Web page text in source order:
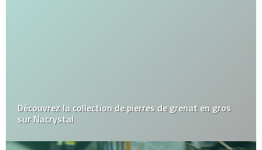
Découvrez la collection de pierres de grenat en gros
sur Nacrystal